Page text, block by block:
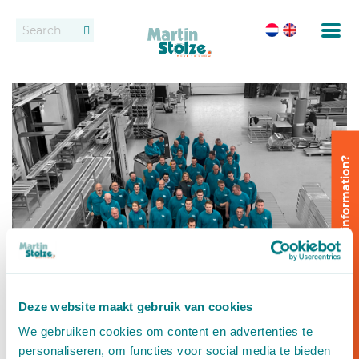
Deze website maakt gebruik van cookies
We gebruiken cookies om content en advertenties te
personaliseren, om functies voor social media te bieden Would you like more information?
Roller bed conveyor belts
Rental
Potting
Fixed conveyor system
Setting and spacing
Delivery
Delivery systems
Dealers